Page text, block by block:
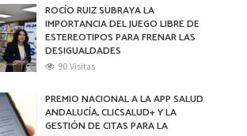
ROCÍO RUIZ SUBRAYA LA
IMPORTANCIA DEL JUEGO LIBRE DE
ESTEREOTIPOS PARA FRENAR LAS
DESIGUALDADES
90 Visitas
PREMIO NACIONAL A LA APP SALUD
ANDALUCÍA, CLICSALUD+ Y LA
GESTIÓN DE CITAS PARA LA